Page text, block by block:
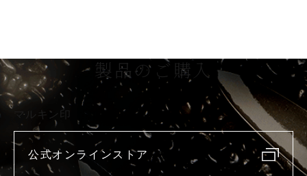
製品のご購入
マルキン印
公式オンラインストア